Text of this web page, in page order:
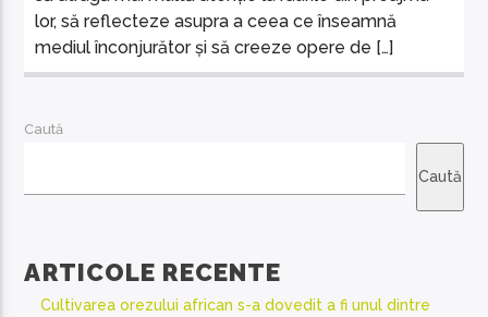
lor, să reflecteze asupra a ceea ce înseamnă
mediul înconjurător și să creeze opere de […]
Caută
Caută
ARTICOLE RECENTE
Cultivarea orezului african s-a dovedit a fi unul dintre